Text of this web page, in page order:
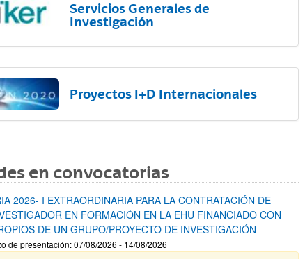
Servicios Generales de
Investigación
Proyectos I+D Internacionales
en convocatorias
2026- I EXTRAORDINARIA PARA LA CONTRATACIÓN DE
EN FORMACIÓN EN LA EHU FINANCIADO CON
DE UN GRUPO/PROYECTO DE INVESTIGACIÓN
de presentación: 07/08/2026 - 14/08/2026